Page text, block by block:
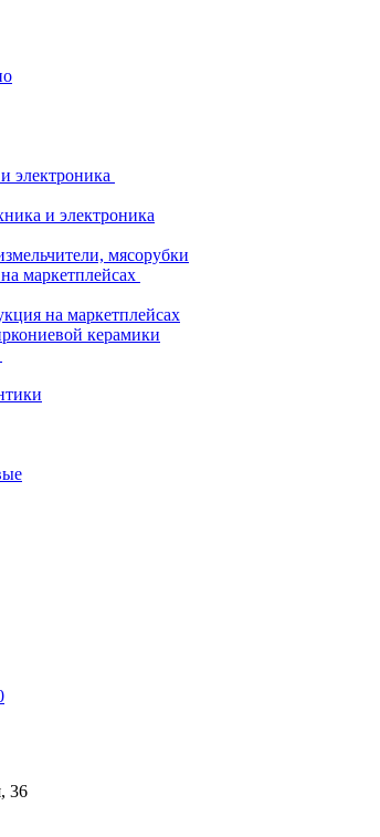
электроника
и электроника
мясорубки
маркетплейсах
на маркетплейсах
керамики
36